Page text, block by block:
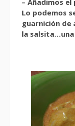
Lo podemos
guarnición de
la